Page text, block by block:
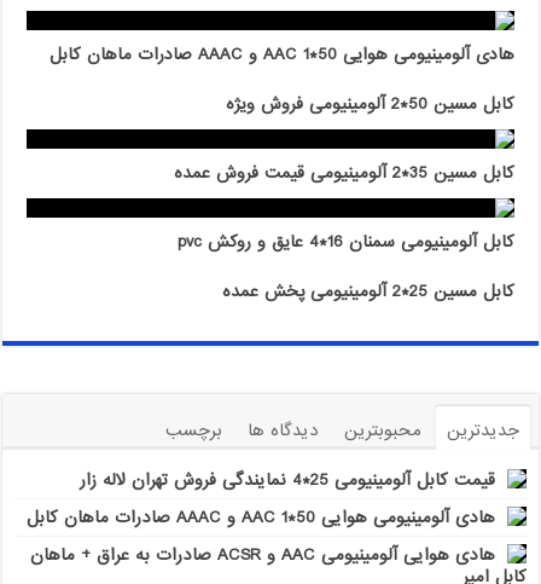
هادی آلومینیومی هوایی 50*1 AAC و AAAC صادرات ماهان کابل
کابل مسین 50*2 آلومینیومی فروش ویژه
کابل مسین 35*2 آلومینیومی قیمت فروش عمده
کابل آلومینیومی سمنان 16*4 عایق و روکش pvc
کابل مسین 25*2 آلومینیومی پخش عمده
جدیدترین محبوبترین دیدگاه ها
برچسب
قیمت کابل آلومینیومی 25*4 نمایندگی فروش تهران لاله زار
هادی آلومینیومی هوایی 50*1 AAC و AAAC صادرات ماهان کابل
هادی هوایی آلومینیومی AAC و ACSR صادرات به عراق + ماهان
کابل امیر